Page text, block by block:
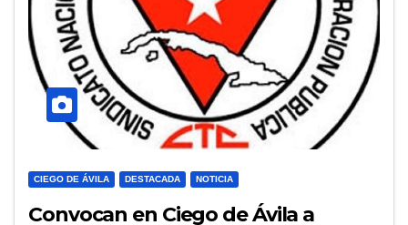
CIEGO DE ÁVILA DESTACADA NOTICIA
Convocan en Ciego de Ávila a